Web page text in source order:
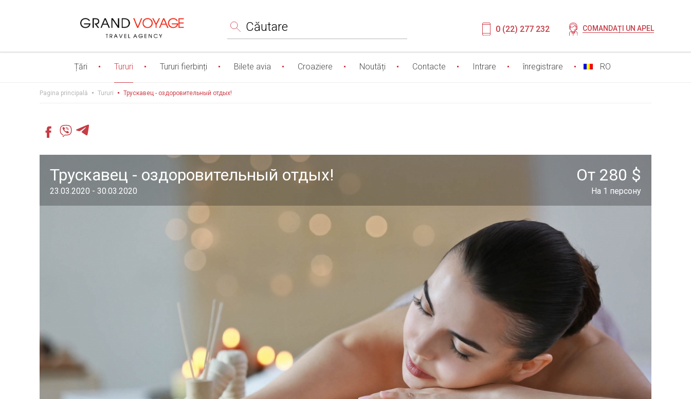
Сăutare 0 (22) 277 232 COMANDAȚI UN APEL
Țări Tururi Tururi fierbinți Bilete avia Croaziere Noutăți Contacte Intrare înregistrare RO
Pagina principală Tururi Трускавец - оздоровительный отдых!
Трускавец - оздоровительный отдых!
23.03.2020 - 30.03.2020
От 280 $
На 1 персону